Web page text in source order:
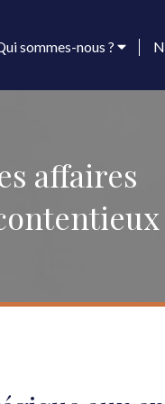
sommes-nous ?
affaires